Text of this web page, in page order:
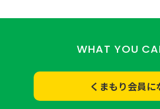
WHAT YOU
くまもり会員に